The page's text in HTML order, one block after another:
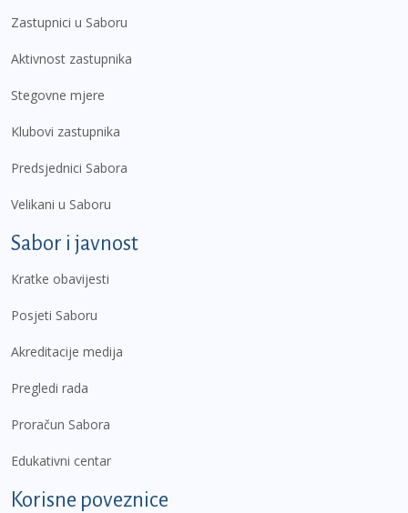
Zastupnici u Saboru
Aktivnost zastupnika
Stegovne mjere
Klubovi zastupnika
Predsjednici Sabora
Velikani u Saboru
Sabor i javnost
Kratke obavijesti
Posjeti Saboru
Akreditacije medija
Pregledi rada
Proračun Sabora
Edukativni centar
Korisne poveznice